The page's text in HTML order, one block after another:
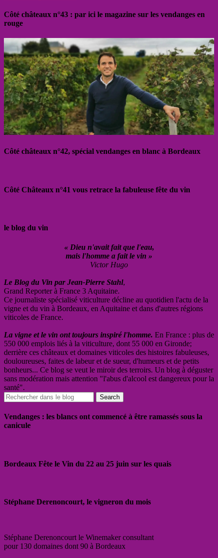
Côté châteaux n°43 : par ici le magazine sur les vendanges en
rouge
Côté châteaux n°42, spécial vendanges en blanc à Bordeaux
Côté Châteaux n°41 vous retrace la fabuleuse fête du vin
le blog du vin
« Dieu n'avait fait que l'eau,
mais l'homme a fait le vin »
Victor Hugo
Le Blog du Vin par Jean-Pierre Stahl,
Grand Reporter à France 3 Aquitaine.
Ce journaliste spécialisé viticulture décline au quotidien l'actu de la
vigne et du vin à Bordeaux, en Aquitaine et dans d'autres régions
viticoles de France.
La vigne et le vin ont toujours inspiré l'homme. En France : plus de
550 000 emplois liés à la viticulture, dont 55 000 en Gironde;
derrière ces châteaux et domaines viticoles des histoires fabuleuses,
douloureuses, faites de labeur et de sueur, d'humeurs et de petits
bonheurs... Ce blog se veut le miroir des terroirs. Un blog à déguster
sans modération mais attention "l'abus d'alcool est dangereux pour la
santé".
Vendanges : les blancs ont commencé à être ramassés sous la
canicule
Bordeaux Fête le Vin du 22 au 25 juin sur les quais
Stéphane Derenoncourt, le vigneron du mois
Stéphane Derenoncourt le Winemaker consultant
pour 130 domaines dont 90 à Bordeaux